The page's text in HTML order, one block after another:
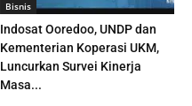
Bisnis
Indosat Ooredoo, UNDP dan
Kementerian Koperasi UKM,
Luncurkan Survei Kinerja
Masa...